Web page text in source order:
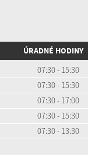
ÚRADNÉ HODINY
07:30 - 15:30
07:30 - 15:30
07:30 - 17:00
07:30 - 15:30
07:30 - 13:30